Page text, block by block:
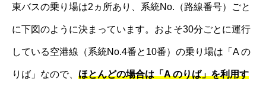
東バスの乗り場は2ヵ所あり、系統No.（路線番号）ごと
に下図のように決まっています。およそ30分ごとに運行
している空港線（系統No.4番と10番）の乗り場は「A の
りば」なので、 ほとんどの場合は「A のりば」を利用す